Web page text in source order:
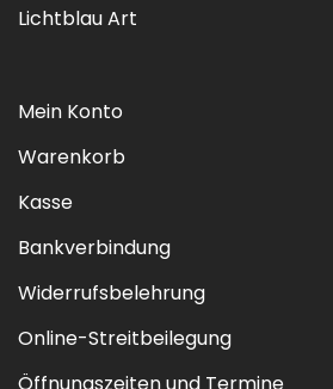
Lichtblau Art
Mein Konto
Warenkorb
Kasse
Bankverbindung
Widerrufsbelehrung
Online-Streitbeilegung